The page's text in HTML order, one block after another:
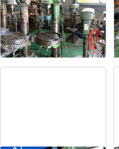
メーカー 森精機
形 式YD2-55
年 式-